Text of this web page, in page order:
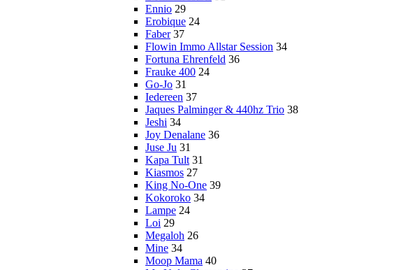
Ennio 29
Erobique 24
Faber 37
Flowin Immo Allstar Session 34
Fortuna Ehrenfeld 36
Frauke 400 24
Go-Jo 31
Iedereen 37
Jaques Palminger & 440hz Trio 38
Jeshi 34
Joy Denalane 36
Juse Ju 31
Kapa Tult 31
Kiasmos 27
King No-One 39
Kokoroko 34
Lampe 24
Loi 29
Megaloh 26
Mine 34
Moop Mama 40